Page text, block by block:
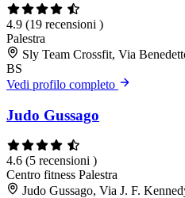
4.9 (19 recensioni )
Palestra
Sly Team Crossfit, Via
BS
Vedi profilo completo
Judo Gussago
4.6 (5 recensioni )
Centro fitness Palestra
Judo Gussago, Via J. F.